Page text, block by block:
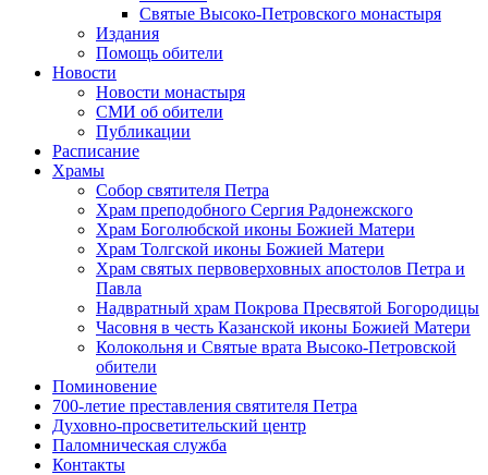
Святые Высоко-Петровского монастыря
Издания
Помощь обители
Новости
Новости монастыря
СМИ об обители
Публикации
Расписание
Храмы
Собор святителя Петра
Храм преподобного Сергия Радонежского
Храм Боголюбской иконы Божией Матери
Храм Толгской иконы Божией Матери
Храм святых первоверховных апостолов Петра и
Павла
Надвратный храм Покрова Пресвятой Богородицы
Часовня в честь Казанской иконы Божией Матери
Колокольня и Святые врата Высоко-Петровской
обители
Поминовение
700-летие преставления святителя Петра
Духовно-просветительский центр
Паломническая служба
Контакты